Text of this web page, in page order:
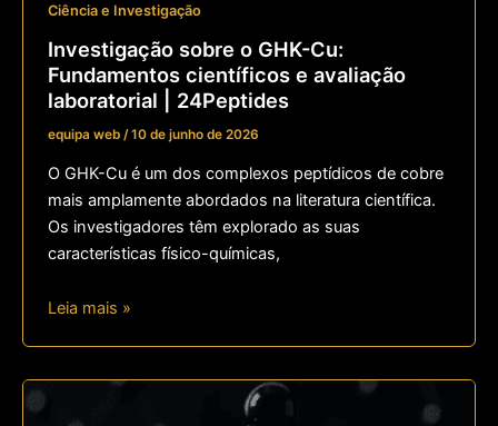
Ciência e Investigação
Investigação sobre o GHK-Cu:
Fundamentos científicos e avaliação
laboratorial | 24Peptides
equipa web /10 de junho de 2026
O GHK-Cu é um dos complexos peptídicos de cobre
mais amplamente abordados na literatura científica.
Os investigadores têm explorado as suas
características físico-químicas,
Leia mais »